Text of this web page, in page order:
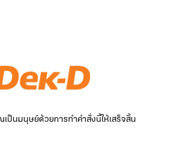
ป็นมนุษย์ด้วยการทำคำสั่งนี้ให้เสร็จสิ้น